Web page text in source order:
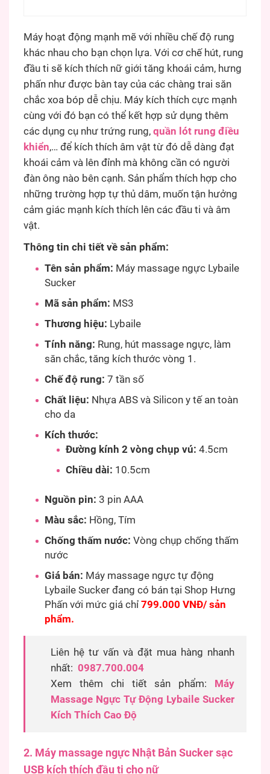
Máy hoạt động mạnh mẽ với nhiều chế độ rung
khác nhau cho bạn chọn lựa. Với cơ chế hút, rung
đầu ti sẽ kích thích nữ giới tăng khoái cảm, hưng
phấn như được bàn tay của các chàng trai săn
chắc xoa bóp dễ chịu. Máy kích thích cực mạnh
cùng với đó bạn có thể kết hợp sử dụng thêm
các dụng cụ như trứng rung, quần lót rung điều
khiển,… để kích thích âm vật từ đó dễ dàng đạt
khoái cảm và lên đỉnh mà không cần có người
đàn ông nào bên cạnh. Sản phẩm thích hợp cho
những trường hợp tự thủ dâm, muốn tận hưởng
cảm giác mạnh kích thích lên các đầu ti và âm
vật.
Thông tin chi tiết về sản phẩm:
Tên sản phẩm: Máy massage ngực Lybaile
Sucker
Mã sản phẩm: MS3
Thương hiệu: Lybaile
Tính năng: Rung, hút massage ngực, làm
săn chắc, tăng kích thước vòng 1.
Chế độ rung: 7 tần số
Chất liệu: Nhựa ABS và Silicon y tế an toàn
cho da
Kích thước:
Đường kính 2 vòng chụp vú: 4.5cm
Chiều dài: 10.5cm
Nguồn pin: 3 pin AAA
Màu sắc: Hồng, Tím
Chống thấm nước: Vòng chụp chống thấm
nước
Giá bán: Máy massage ngực tự động
Lybaile Sucker đang có bán tại Shop Hưng
Phấn với mức giá chỉ 799.000 VNĐ/ sản
phẩm.
Liên hệ tư vấn và đặt mua hàng nhanh
nhất: 0987.700.004
Xem thêm chi tiết sản phẩm:
Máy
Massage Ngực Tự Động Lybaile Sucker
Kích Thích Cao Độ
2. Máy massage ngực Nhật Bản Sucker sạc
USB kích thích đầu ti cho nữ